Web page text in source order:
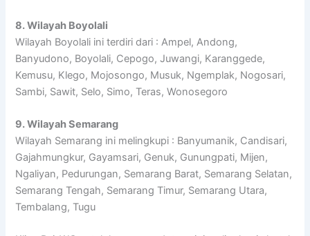
8. Wilayah Boyolali
Wilayah Boyolali ini terdiri dari : Ampel, Andong,
Banyudono, Boyolali, Cepogo, Juwangi, Karanggede,
Kemusu, Klego, Mojosongo, Musuk, Ngemplak, Nogosari,
Sambi, Sawit, Selo, Simo, Teras, Wonosegoro
9. Wilayah Semarang
Wilayah Semarang ini melingkupi : Banyumanik, Candisari,
Gajahmungkur, Gayamsari, Genuk, Gunungpati, Mijen,
Ngaliyan, Pedurungan, Semarang Barat, Semarang Selatan,
Semarang Tengah, Semarang Timur, Semarang Utara,
Tembalang, Tugu